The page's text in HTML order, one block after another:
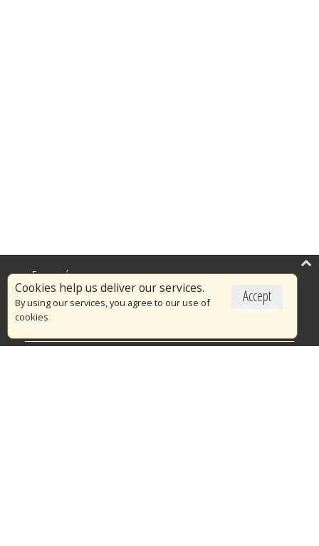
Accept
Cookies help us deliver our services.
By using our services, you agree to our use of
cookies
Επικαιρότητα
Το Πυροσβεστικό Σώμα